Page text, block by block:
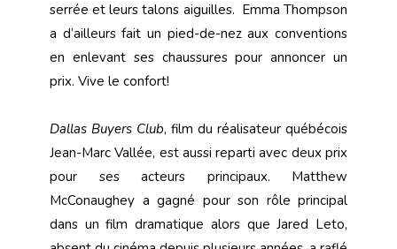
serrée et leurs talons aiguilles. Emma Thompson
a d’ailleurs fait un pied-de-nez aux conventions
en enlevant ses chaussures pour annoncer un
prix. Vive le confort!
Dallas Buyers Club, film du réalisateur québécois
Jean-Marc Vallée, est aussi reparti avec deux prix
pour ses acteurs principaux. Matthew
McConaughey a gagné pour son rôle principal
dans un film dramatique alors que Jared Leto,